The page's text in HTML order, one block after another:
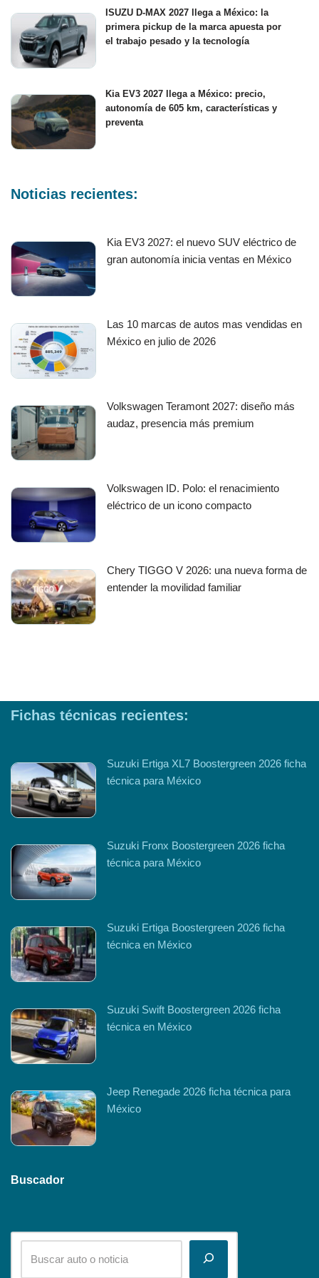
ISUZU D-MAX 2027 llega a México: la
primera pickup de la marca apuesta por
el trabajo pesado y la tecnología
Kia EV3 2027 llega a México: precio,
autonomía de 605 km, características y
preventa
Noticias recientes:
Kia EV3 2027: el nuevo SUV eléctrico de
gran autonomía inicia ventas en México
Las 10 marcas de autos mas vendidas en
México en julio de 2026
Volkswagen Teramont 2027: diseño más
audaz, presencia más premium
Volkswagen ID. Polo: el renacimiento
eléctrico de un icono compacto
Chery TIGGO V 2026: una nueva forma de
entender la movilidad familiar
Fichas técnicas recientes:
Suzuki Ertiga XL7 Boostergreen 2026 ficha
técnica para México
Suzuki Fronx Boostergreen 2026 ficha
técnica para México
Suzuki Ertiga Boostergreen 2026 ficha
técnica en México
Suzuki Swift Boostergreen 2026 ficha
técnica en México
Jeep Renegade 2026 ficha técnica para
México
Buscador